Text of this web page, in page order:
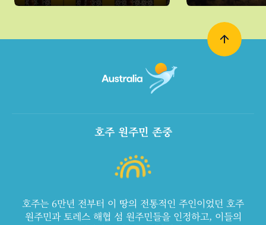
호주 원주민 존중
호주는 6만년 전부터 이 땅의 전통적인 주인이었던 호주
원주민과 토레스 해협 섬 원주민들을 인정하고, 이들의